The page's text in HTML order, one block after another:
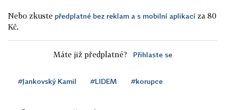
Nebo zkuste předplatné bez reklam a s mobilní aplikací za 80
Kč.
Máte již předplatné? Přihlaste se
#Jankovský Kamil #LIDEM #korupce